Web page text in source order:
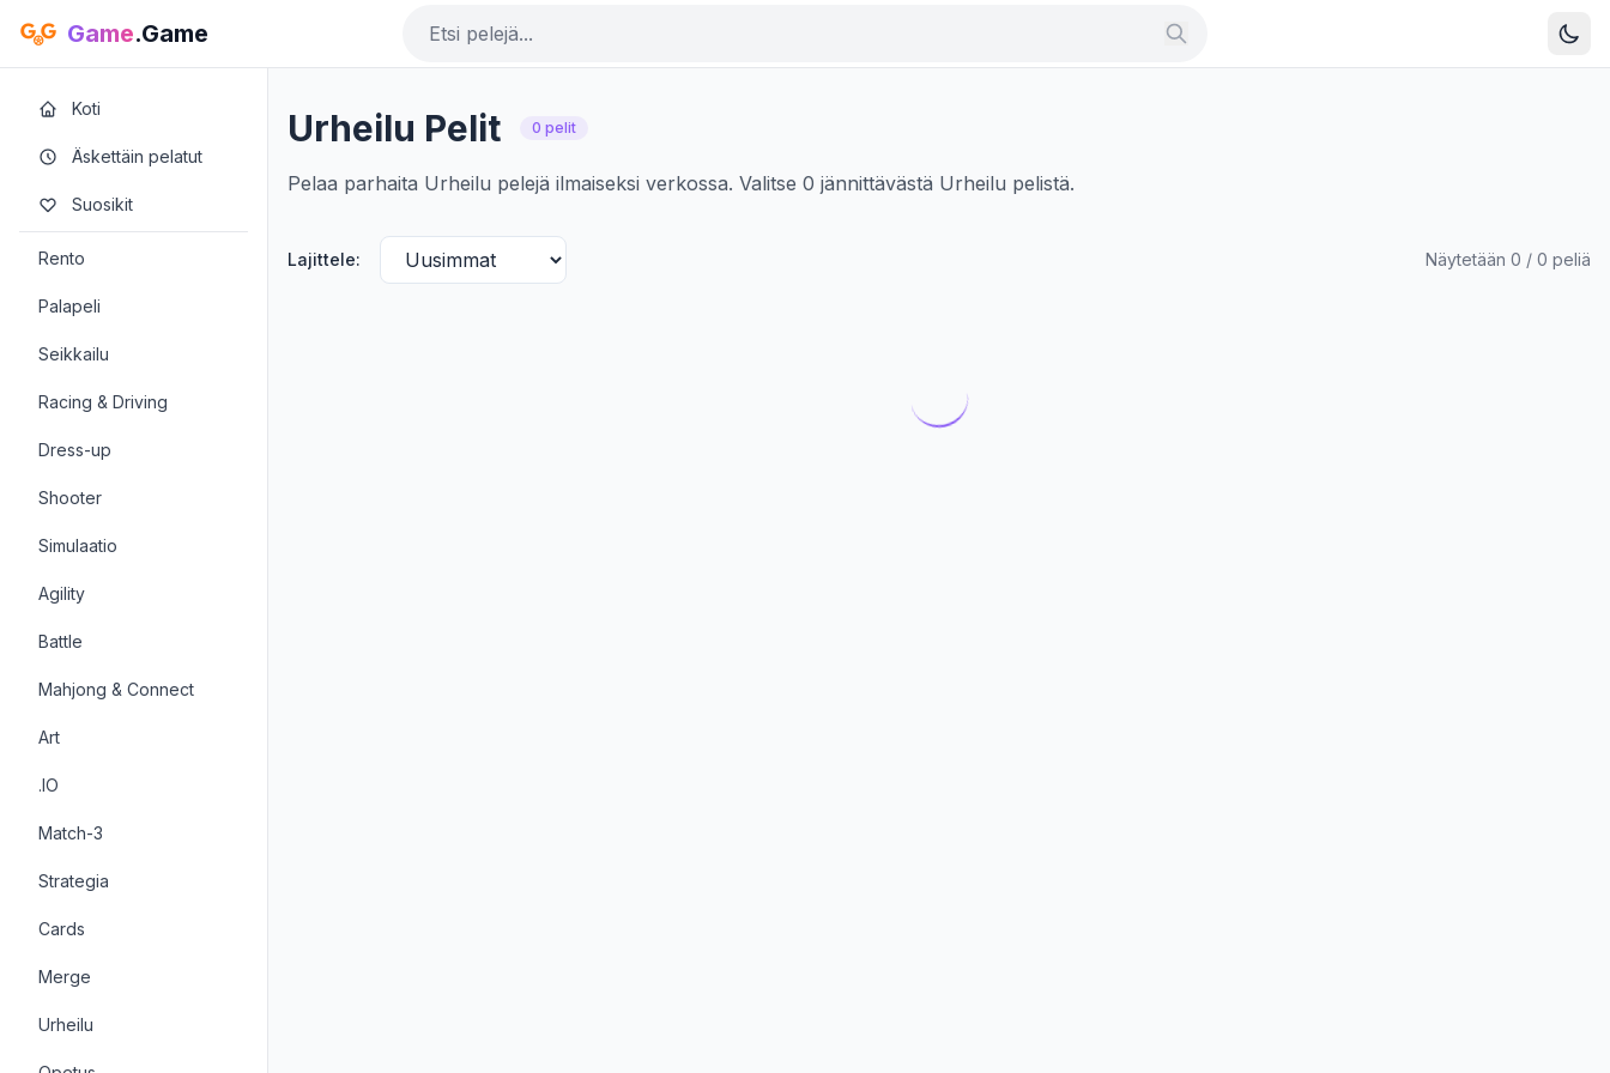
Game.Game
Koti
Äskettäin pelatut
Suosikit
Rento
Palapeli
Seikkailu
Racing & Driving
Dress-up
Shooter
Simulaatio
Agility
Battle
Mahjong & Connect
Art
.IO
Match-3
Strategia
Cards
Merge
Urheilu
Urheilu Pelit 0 pelit
Pelaa parhaita Urheilu pelejä ilmaiseksi verkossa. Valitse 0 jännittävästä Urheilu pelistä.
Lajittele: Näytetään 0 / 0 peliä